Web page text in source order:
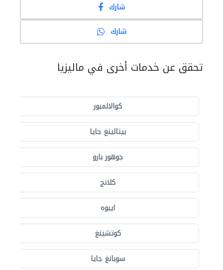
شارك
شارك
تحقق عن خدمات أخرى في ماليزيا
كوالالمبور
بيتالينغ جايا
جوهور بارو
كلانج
ايبوه
كوتشينغ
سوبانغ جايا